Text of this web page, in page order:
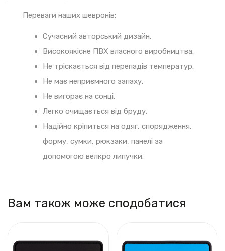
Переваги наших шевронів:
Сучасний авторський дизайн.
Високоякісне ПВХ власного виробництва.
Не тріскається від перепадів температур.
Не має неприємного запаху.
Не вигорає на сонці.
Легко очищається від бруду.
Надійно кріпиться на одяг, спорядження,
форму, сумки, рюкзаки, панелі за
допомогою велкро липучки.
Вам також може сподобатися